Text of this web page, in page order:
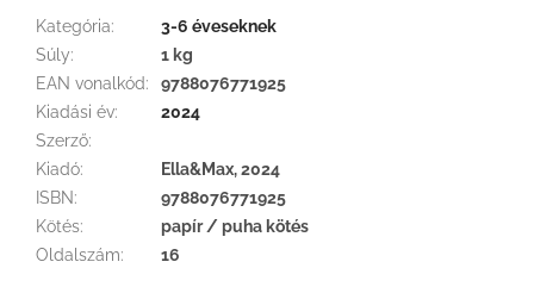
Kategória:
3-6 éveseknek
Súly:
1 kg
EAN vonalkód:
9788076771925
Kiadási év:
2024
Szerző:
Kiadó:
Ella&Max, 2024
ISBN:
9788076771925
Kötés:
papír / puha kötés
Oldalszám: 16